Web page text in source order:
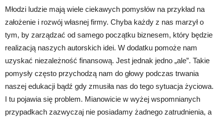
Młodzi ludzie mają wiele ciekawych pomysłów na przykład na
założenie i rozwój własnej firmy. Chyba każdy z nas marzył o
tym, by zarządzać od samego początku biznesem, który będzie
realizacją naszych autorskich idei. W dodatku pomoże nam
uzyskać niezależność finansową. Jest jednak jedno „ale”. Takie
pomysły często przychodzą nam do głowy podczas trwania
naszej edukacji bądź gdy zmusiła nas do tego sytuacja życiowa.
I tu pojawia się problem. Mianowicie w wyżej wspomnianych
przypadkach zazwyczaj nie posiadamy żadnego zatrudnienia, a